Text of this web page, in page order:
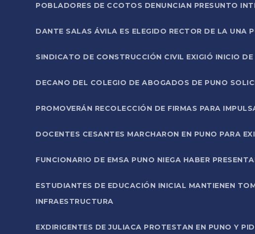
POBLADORES DE CCOTOS DENUNCIAN PRESUNTO
DANTE SALAS ÁVILA ES ELEGIDO RECTOR DE LA UNA
SINDICATO DE CONSTRUCCIÓN CIVIL EXIGIÓ INICIO
DECANO DEL COLEGIO DE ABOGADOS DE PUNO
PROMOVERÁN RECOLECCIÓN DE FIRMAS PARA
DOCENTES CESANTES MARCHARON EN PUNO PARA
FUNCIONARIO DE EMSA PUNO NIEGA HABER
ESTUDIANTES DE EDUCACIÓN INICIAL MANTIENEN
INFRAESTRUCTURA
EXDIRIGENTES DE JULIACA PROTESTAN EN PUNO Y